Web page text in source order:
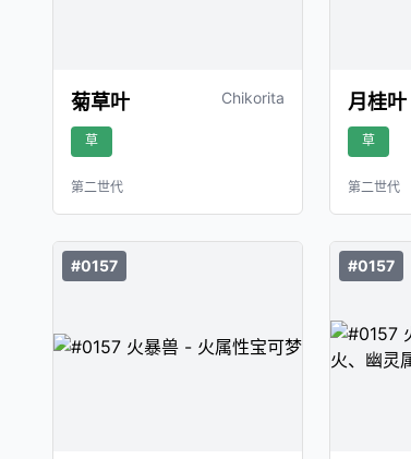
菊草叶 Chikorita
草
第二世代
月桂叶
草
第二世代
#0157 #0157